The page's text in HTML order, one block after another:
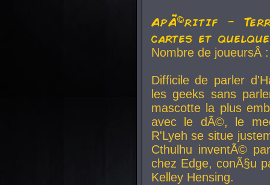
ApÃ©ritif -
cartes et
Nombre de
Difficile de parler
les geeks sans
mascotte la plus
avec le dÃ©, le
R'Lyeh se situe
Cthulhu inventÃ©
chez Edge, conÃ§u
Kelley Hensing.